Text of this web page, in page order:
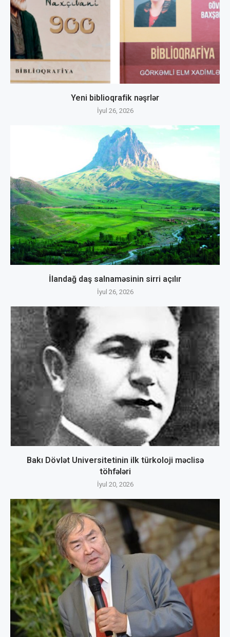
Yeni biblioqrafik nəşrlər
İyul 26, 2026
İlandağ daş salnaməsinin sirri açılır
İyul 26, 2026
Bakı Dövlət Universitetinin ilk türkoloji məclisə
töhfələri
İyul 20, 2026